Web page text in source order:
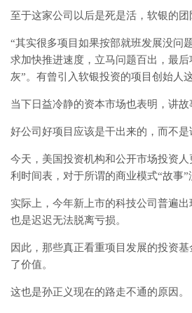
至于这家公司以后是死是活，软银的团
“其实很多项目如果按部就班发展没问
求加快推进速度，立马问题百出，最
灰”。有曾引入软银投资的项目创始人
当下日益冷静的资本市场也表明，讲故
好公司好项目应该是干出来的，而不是
今天，美国投资机构和公开市场投资
利时间表，对于所谓的商业模式“故事”
实际上，今年新上市的科技公司普遍
也是迟迟无法脱离亏损。
因此，那些真正看重项目发展的投资
了价值。
这也是孙正义现在的路走不通的原因。